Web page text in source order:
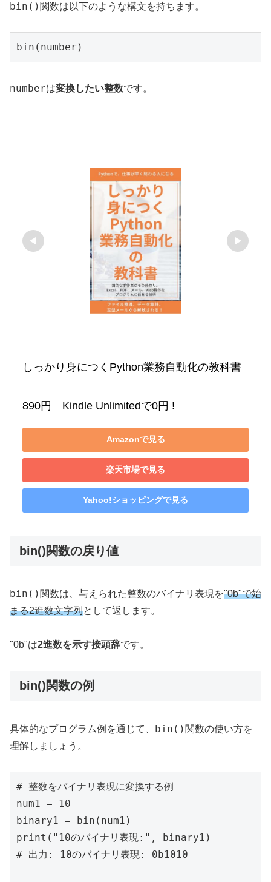
bin() 関数は以下のような構文を持ちます。
bin(number)
numberは変換したい整数です。
しっかり身につくPython業務自動化の教科書
890円　Kindle Unlimitedで0円 !
Amazonで見る
楽天市場で見る
Yahoo!ショッピングで見る
bin()関数の戻り値
bin() 関数は、与えられた整数のバイナリ表現を"0b"で始
まる2進数文字列として返します。
"0b"は2進数を示す接頭辞です。
bin()関数の例
具体的なプログラム例を通じて、 bin() 関数の使い方を
理解しましょう。
# 整数をバイナリ表現に変換する例
num1 = 10
binary1 = bin(num1)
print("10のバイナリ表現:", binary1)
# 出力: 10のバイナリ表現: 0b1010